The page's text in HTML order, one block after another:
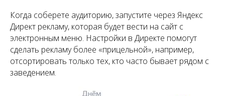
Когда соберете аудиторию, запустите через Яндекс
Директ рекламу, которая будет вести на сайт с
электронным меню. Настройки в Директе помогут
сделать рекламу более «прицельной», например,
отсортировать только тех, кто часто бывает рядом с
заведением.